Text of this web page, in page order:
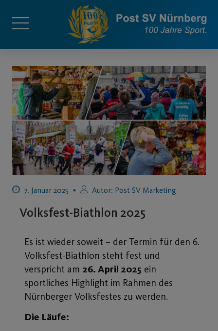
7. Januar 2025 Autor: Post SV Marketing
Volksfest-Biathlon 2025
Es ist wieder soweit – der Termin für den 6.
Volksfest-Biathlon steht fest und
verspricht am 26. April 2025 ein
sportliches Highlight im Rahmen des
Nürnberger Volksfestes zu werden.
Die Läufe: